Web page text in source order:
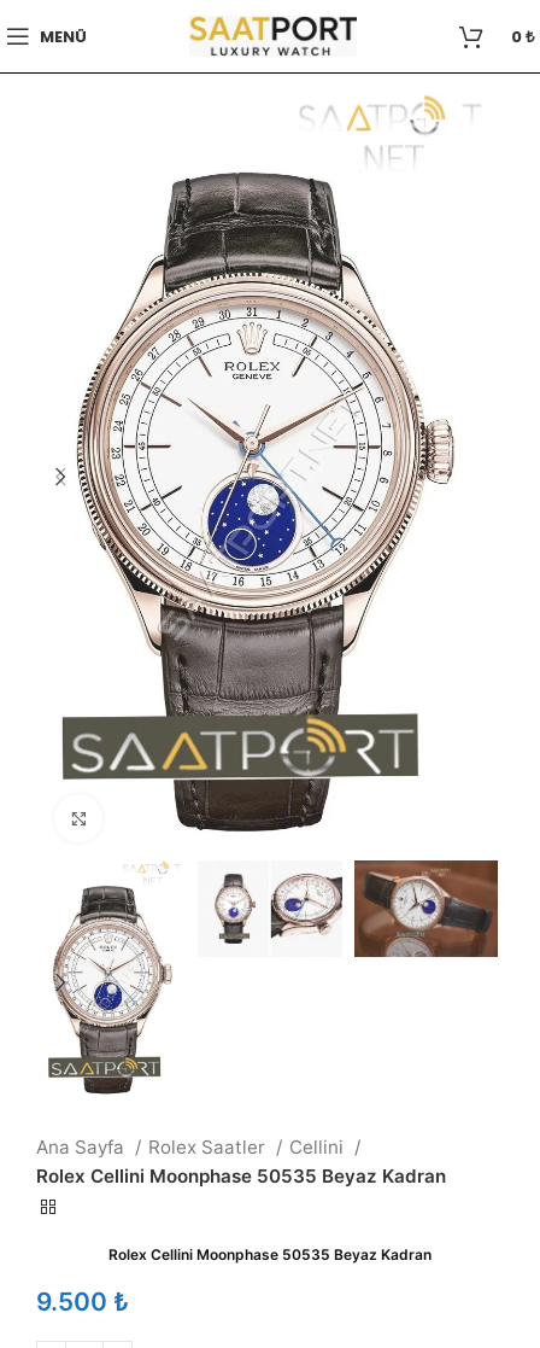
MENÜ 0₺
Büyütmek için tıklayın
Ana Sayfa Rolex Saatler
Cellini
Rolex Cellini Moonphase 50535 Beyaz Kadran
Rolex Cellini Moonphase 50535 Beyaz Kadran
₺